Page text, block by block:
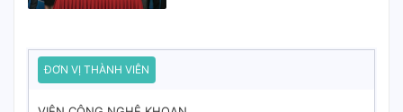
ĐƠN VỊ THÀNH VIÊN